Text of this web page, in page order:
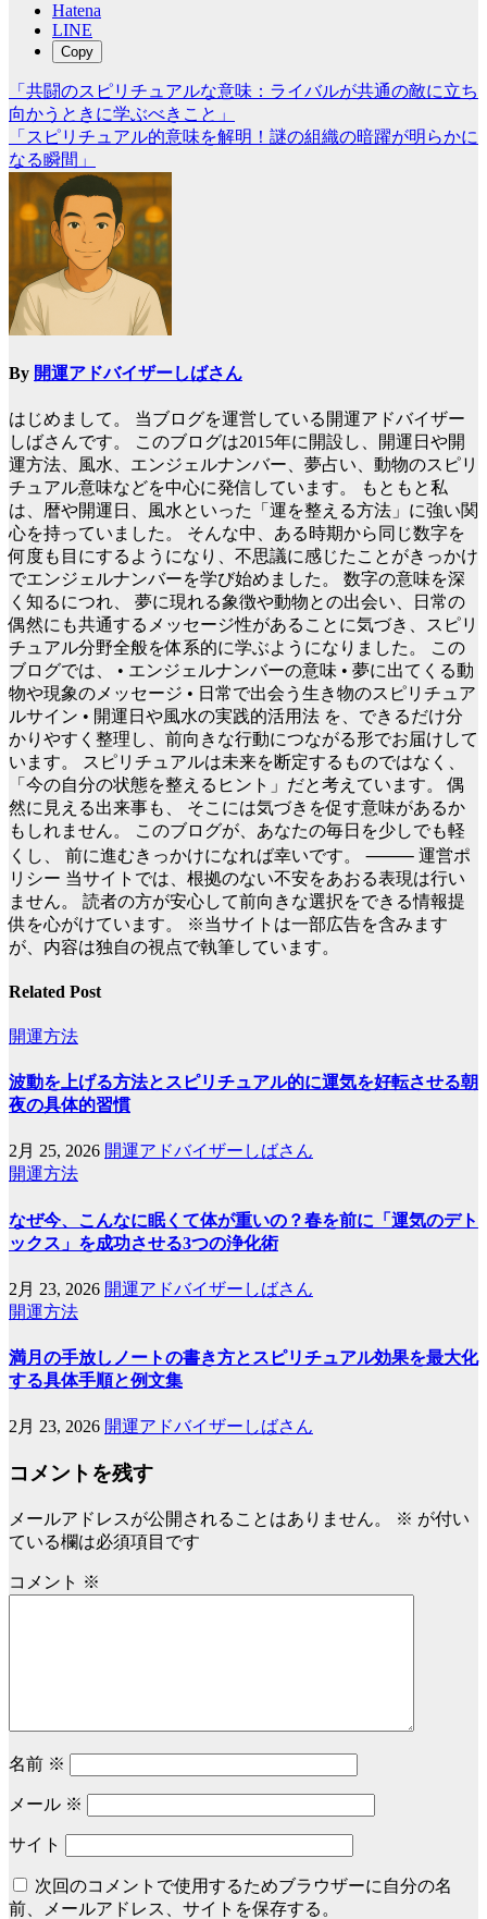
Hatena
LINE
Copy
投
稿
ナ
ビ
ゲ
ー
シ
ョ
ン
「共闘のスピリチュアルな意味：ライバルが共通の敵に立ち
向かうときに学ぶべきこと」
「スピリチュアル的意味を解明！謎の組織の暗躍が明らかに
なる瞬間」
By 開運アドバイザーしばさん
はじめまして。 当ブログを運営している開運アドバイザー
しばさんです。 このブログは2015年に開設し、開運日や開
運方法、風水、エンジェルナンバー、夢占い、動物のスピリ
チュアル意味などを中心に発信しています。 もともと私
は、暦や開運日、風水といった「運を整える方法」に強い関
心を持っていました。 そんな中、ある時期から同じ数字を
何度も目にするようになり、不思議に感じたことがきっかけ
でエンジェルナンバーを学び始めました。 数字の意味を深
く知るにつれ、 夢に現れる象徴や動物との出会い、日常の
偶然にも共通するメッセージ性があることに気づき、スピリ
チュアル分野全般を体系的に学ぶようになりました。 この
ブログでは、 • エンジェルナンバーの意味 • 夢に出てくる動
物や現象のメッセージ • 日常で出会う生き物のスピリチュア
ルサイン • 開運日や風水の実践的活用法 を、できるだけ分
かりやすく整理し、前向きな行動につながる形でお届けして
います。 スピリチュアルは未来を断定するものではなく、
「今の自分の状態を整えるヒント」だと考えています。 偶
然に見える出来事も、 そこには気づきを促す意味があるか
もしれません。 このブログが、あなたの毎日を少しでも軽
くし、 前に進むきっかけになれば幸いです。 ⸻ 運営ポ
リシー 当サイトでは、根拠のない不安をあおる表現は行い
ません。 読者の方が安心して前向きな選択をできる情報提
供を心がけています。 ※当サイトは一部広告を含みます
が、内容は独自の視点で執筆しています。
Related Post
開運方法
波動を上げる方法とスピリチュアル的に運気を好転させる朝
夜の具体的習慣
2月 25, 2026 開運アドバイザーしばさん
開運方法
なぜ今、こんなに眠くて体が重いの？春を前に「運気のデト
ックス」を成功させる3つの浄化術
2月 23, 2026 開運アドバイザーしばさん
開運方法
満月の手放しノートの書き方とスピリチュアル効果を最大化
する具体手順と例文集
2月 23, 2026 開運アドバイザーしばさん
コメントを残す
メールアドレスが公開されることはありません。 ※ が付い
ている欄は必須項目です
コメント ※
名前 ※
メール ※
サイト
次回のコメントで使用するためブラウザーに自分の名
前、メールアドレス、サイトを保存する。